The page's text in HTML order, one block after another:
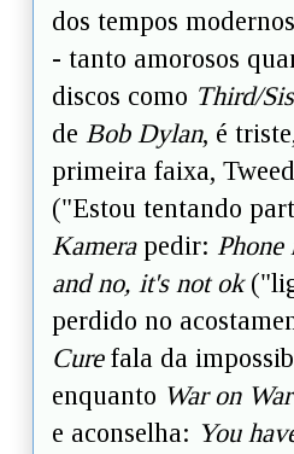
dos tempos
- tanto amorosos
discos como Third/
de Bob Dylan, é
primeira faixa,
("Estou tentando
Kamerapedir:
and no, it's not ok
perdido no
Curefala da
enquanto War on
e aconselha: You